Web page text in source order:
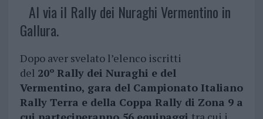
Al via il Rally dei Nuraghi Vermentino in
Gallura.
Dopo aver svelato l’elenco iscritti
del 20º Rally dei Nuraghi e del
Vermentino, gara del Campionato Italiano
Rally Terra e della Coppa Rally di Zona 9 a